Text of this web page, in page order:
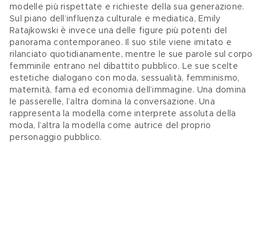
modelle più rispettate e richieste della sua generazione.
Sul piano dell’influenza culturale e mediatica, Emily
Ratajkowski è invece una delle figure più potenti del
panorama contemporaneo. Il suo stile viene imitato e
rilanciato quotidianamente, mentre le sue parole sul corpo
femminile entrano nel dibattito pubblico. Le sue scelte
estetiche dialogano con moda, sessualità, femminismo,
maternità, fama ed economia dell’immagine. Una domina
le passerelle, l’altra domina la conversazione. Una
rappresenta la modella come interprete assoluta della
moda, l’altra la modella come autrice del proprio
personaggio pubblico.